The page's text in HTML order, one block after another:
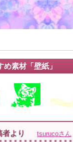
め素材「壁紙」
者より tsurucoさん